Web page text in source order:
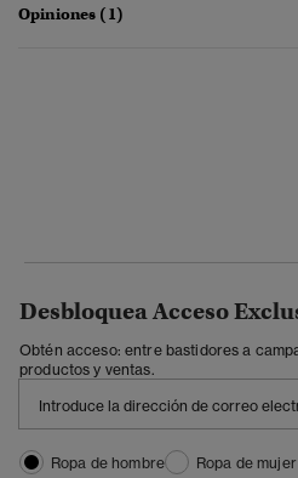
Opiniones (1)
Desbloquea Acceso
Obtén acceso: entre bastidores a
productos y ventas.
Ropa de hombre
Ropa de mujer